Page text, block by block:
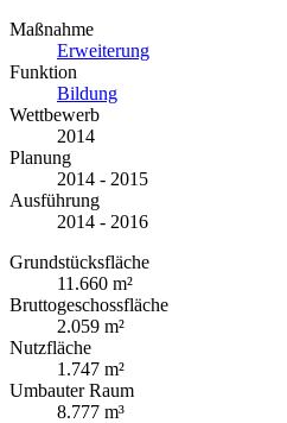
Maßnahme
Erweiterung
Funktion
Bildung
Wettbewerb
2014
Planung
2014 - 2015
Ausführung
2014 - 2016
Grundstücksfläche
11.660 m²
Bruttogeschossfläche
2.059 m²
Nutzfläche
1.747 m²
Umbauter Raum
8.777 m³